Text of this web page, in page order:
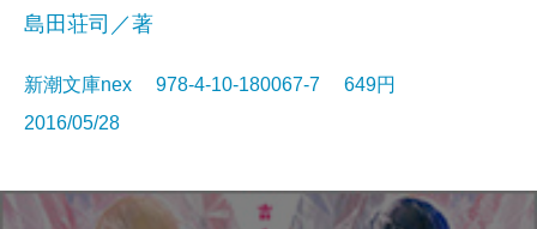
島田荘司／著
新潮文庫nex 978-4-10-180067-7 649円
2016/05/28